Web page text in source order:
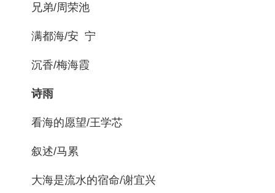
兄弟/周荣池
满都海/安 宁
沉香/梅海霞
诗雨
看海的愿望/王学芯
叙述/马累
大海是流水的宿命/谢宜兴